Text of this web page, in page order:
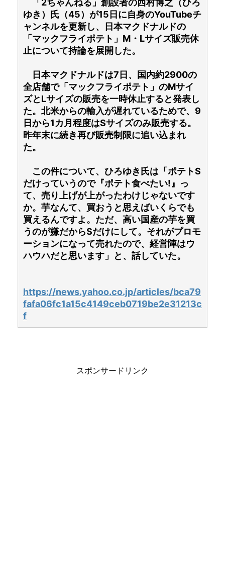
「2ちゃんねる」創設者の西村博之（ひろ
ゆき）氏（45）が15日に自身のYouTubeチ
ャンネルを更新し、日本マクドナルドの
「マックフライポテト」M・Lサイズ販売休
止について持論を展開した。
日本マクドナルドは7日、国内約2900の
全店舗で「マックフライポテト」のMサイ
ズとLサイズの販売を一時休止すると発表し
た。北米からの輸入が遅れているためで、9
日から1カ月程度はSサイズのみ販売する。
昨年末に続き再び販売制限に追い込まれ
た。
この件について、ひろゆき氏は「ポテトS
だけっていうので『ポテト食べたい!』っ
て、売り上げが上がったわけじゃないです
か。芋なんて、買おうと思えばいくらでも
買えるんですよ。ただ、高い国産の芋を買
うのが嫌だからSだけにして。それがプロモ
ーションになって売れたので、経営陣はウ
ハウハだと思います」と、話していた。
https://news.yahoo.co.jp/articles/bca79
fafa06fc1a15c4149ceb0719be2e31213c
f
スポンサードリンク